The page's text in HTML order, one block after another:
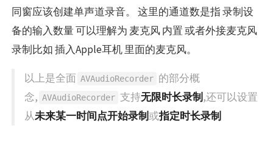
同窗应该创建单声道录音。 这里的通道数是指 录制设
备的输入数量 可以理解为 麦克风 内置 或者外接麦克风
录制比如 插入Apple耳机 里面的麦克风。
以上是全面 AVAudioRecorder 的部分概
念, AVAudioRecorder 支持无限时长录制 ,还可以设置
从未来某一时间点开始录制或指定时长录制